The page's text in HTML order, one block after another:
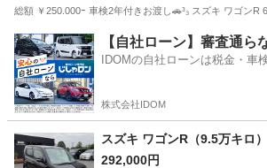
総額 ￥250.000ｰ 車検2年付きお渡し🚗³₃ スズキ ワゴン
兵庫 明石市 魚住駅 ワゴンＲ ワゴンR
【自社ローン】審査通ら
IDOMの自社ローンは税金・車
株式会社IDOM
スズキ ワゴンR（9.5万キロ）
292,000円